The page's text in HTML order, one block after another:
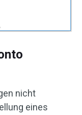
nicht
eines